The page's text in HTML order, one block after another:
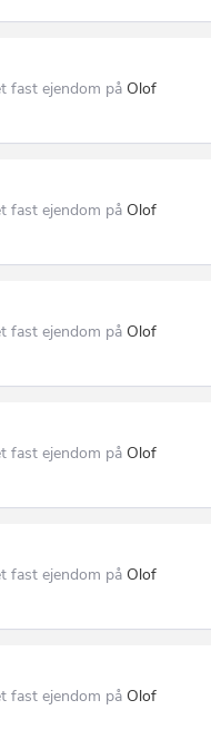
fast ejendom på Olof
fast ejendom på Olof
fast ejendom på Olof
fast ejendom på Olof
fast ejendom på Olof
fast ejendom på Olof